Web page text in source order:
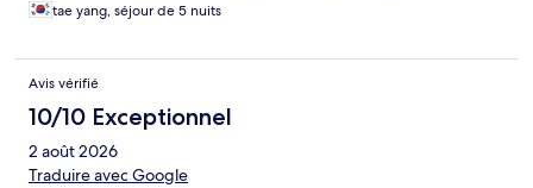
tae yang, séjour de 5 nuits
Avis vérifié
10/10 Exceptionnel
2 août 2026
Traduire avec Google